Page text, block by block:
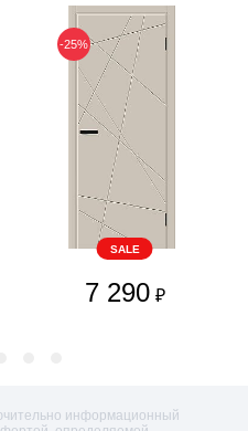
-25%
SALE
7 290 ₽
информационный